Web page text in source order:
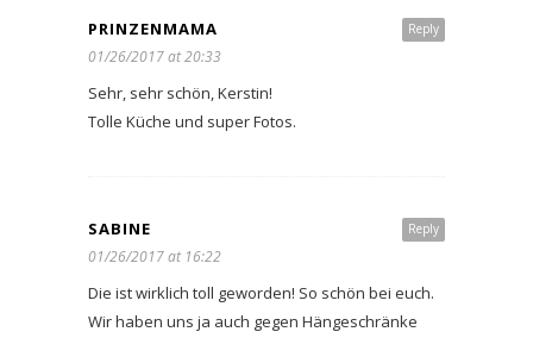
Reply
PRINZENMAMA
01/26/2017 at 20:33
Sehr, sehr schön, Kerstin!
Tolle Küche und super Fotos.
Reply
SABINE
01/26/2017 at 16:22
Die ist wirklich toll geworden! So schön bei euch.
Wir haben uns ja auch gegen Hängeschränke